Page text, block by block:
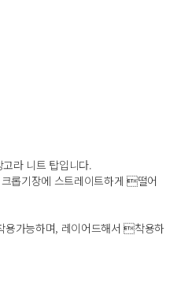
라 니트 탑입니다.
롭기장에 스트레이트하게 떨어
용가능하며, 레이어드해서 착용하